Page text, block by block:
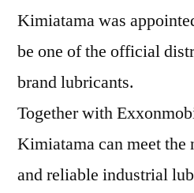
Kimiatama was
be one of the official
brand lubricants.
Together with
Kimiatama can meet
and reliable industrial